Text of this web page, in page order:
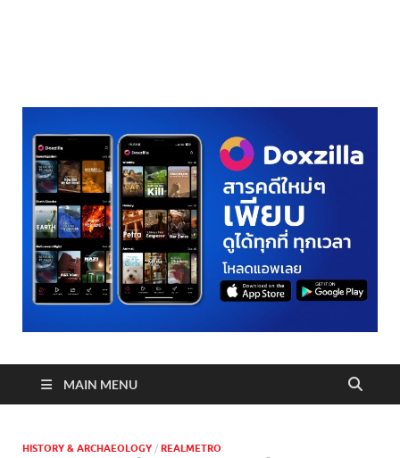
MAIN MENU
HISTORY & ARCHAEOLOGY / REALMETRO